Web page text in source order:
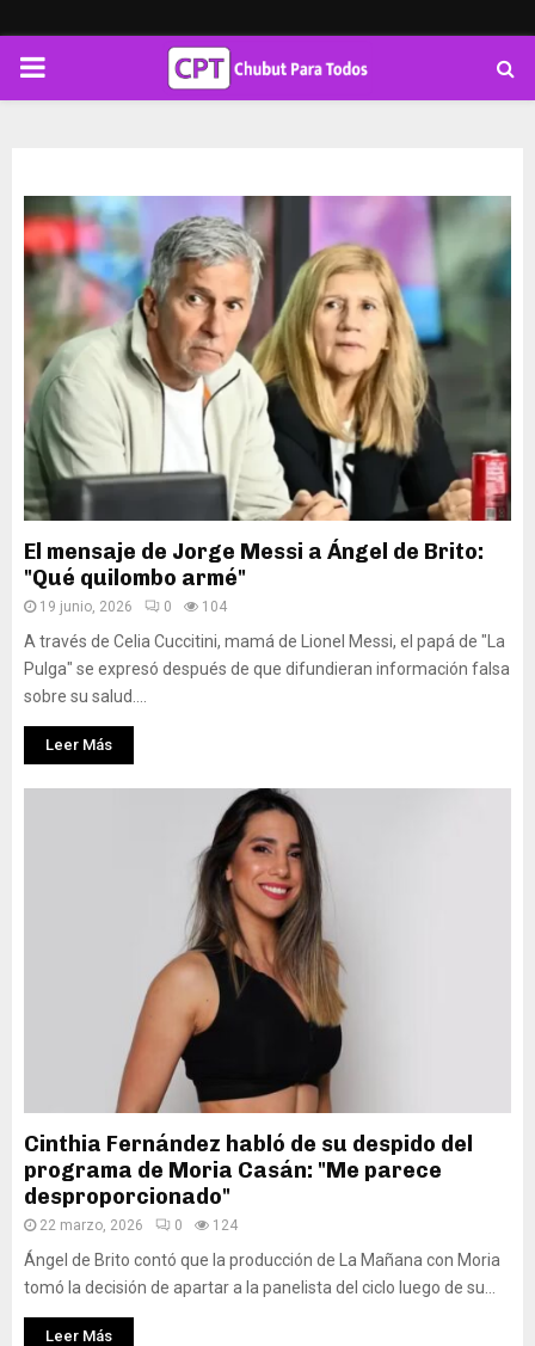
PRIMARY
El mensaje de Jorge Messi a Ángel de Brito:
"Qué quilombo armé"
19 junio, 2026 0 104
A través de Celia Cuccitini, mamá de Lionel Messi, el papá de "La
Pulga" se expresó después de que difundieran información falsa
sobre su salud....
Leer Más
Cinthia Fernández habló de su despido del
programa de Moria Casán: "Me parece
desproporcionado"
22 marzo, 2026 0 124
Ángel de Brito contó que la producción de La Mañana con Moria
tomó la decisión de apartar a la panelista del ciclo luego de su...
Leer Más